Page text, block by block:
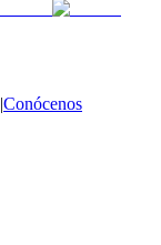
|Conócenos